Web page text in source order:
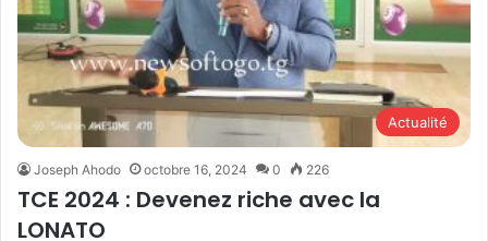
Actualité
Joseph Ahodo octobre 16, 2024 0 226
TCE 2024 : Devenez riche avec la
LONATO